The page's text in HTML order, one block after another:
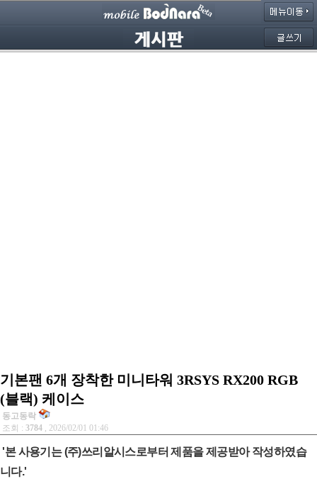
기본팬 6개 장착한 미니타워 3RSYS RX200 RGB
(블랙) 케이스
동고동락
조회 : 3784 , 2026/02/01 01:46
'본 사용기는 (주)쓰리알시스로부터 제품을 제공받아 작성하였습
니다.'